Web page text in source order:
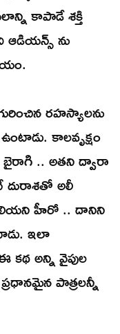
కాపాడే శక్తి
ఆడియన్స్ ను
రహస్యాలను
కాలవృక్షం
బైరాగి .. అతని ద్వారా
దురాశతో అలీ
హీరో .. దానిని
ఇలా
కథ అన్ని వైపుల
ప్రధానమైన పాత్రలన్నీ